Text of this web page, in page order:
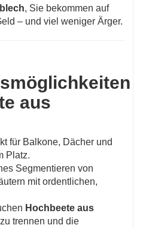
, Sie bekommen auf
– und viel weniger Ärger.
aus
für Balkone, Dächer und
Platz.
Segmentieren von
mit ordentlichen,
Hochbeete aus
trennen und die